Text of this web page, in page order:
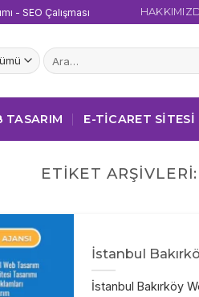
- SEO Çalışması
Ara:
TASARIM E-TICARET SITESI
ETIKET
İstanbul
İstanbul Bakırköy